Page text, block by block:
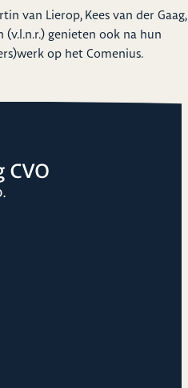
van Lierop, Kees van der Gaag,
(v.l.n.r.) genieten ook na hun
op het Comenius.
CVO
van CVO